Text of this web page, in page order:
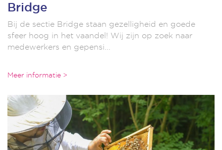
Bridge
Bij de sectie Bridge staan gezelligheid en goede
sfeer hoog in het vaandel! Wij zijn op zoek naar
medewerkers en gepensi...
Meer informatie >